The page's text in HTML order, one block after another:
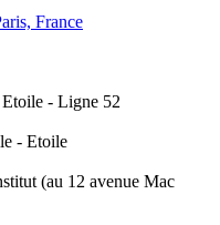
France
- Ligne 52
- Etoile
(au 12 avenue Mac